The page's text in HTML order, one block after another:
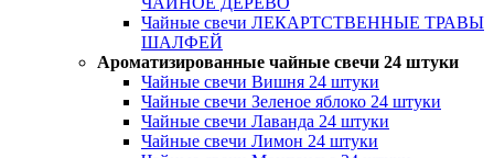
Чайные свечи ЛЕКАРТСТВЕННЫЕ ТРАВЫ
ШАЛФЕЙ
Ароматизированные чайные свечи 24 штуки
Чайные свечи Вишня 24 штуки
Чайные свечи Зеленое яблоко 24 штуки
Чайные свечи Лаванда 24 штуки
Чайные свечи Лимон 24 штуки